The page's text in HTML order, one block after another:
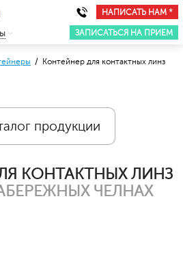
НАПИСАТЬ НАМ *
ЗАПИСАТЬСЯ НА ПРИЕМ
/ Контейнер для контактных линз
продукции
КОНТАКТНЫХ ЛИНЗ
ЧЕЛНАХ